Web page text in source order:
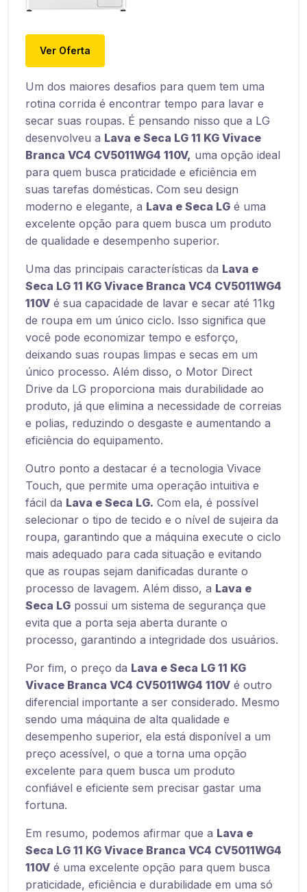
Ver Oferta
Um dos maiores desafios para quem tem uma
rotina corrida é encontrar tempo para lavar e
secar suas roupas. É pensando nisso que a LG
desenvolveu a Lava e Seca LG 11 KG Vivace
Branca VC4 CV5011WG4 110V, uma opção ideal
para quem busca praticidade e eficiência em
suas tarefas domésticas. Com seu design
moderno e elegante, a Lava e Seca LG é uma
excelente opção para quem busca um produto
de qualidade e desempenho superior.
Uma das principais características da Lava e
Seca LG 11 KG Vivace Branca VC4 CV5011WG4
110V é sua capacidade de lavar e secar até 11kg
de roupa em um único ciclo. Isso significa que
você pode economizar tempo e esforço,
deixando suas roupas limpas e secas em um
único processo. Além disso, o Motor Direct
Drive da LG proporciona mais durabilidade ao
produto, já que elimina a necessidade de correias
e polias, reduzindo o desgaste e aumentando a
eficiência do equipamento.
Outro ponto a destacar é a tecnologia Vivace
Touch, que permite uma operação intuitiva e
fácil da Lava e Seca LG. Com ela, é possível
selecionar o tipo de tecido e o nível de sujeira da
roupa, garantindo que a máquina execute o ciclo
mais adequado para cada situação e evitando
que as roupas sejam danificadas durante o
processo de lavagem. Além disso, a Lava e
Seca LG possui um sistema de segurança que
evita que a porta seja aberta durante o
processo, garantindo a integridade dos usuários.
Por fim, o preço da Lava e Seca LG 11 KG
Vivace Branca VC4 CV5011WG4 110V é outro
diferencial importante a ser considerado. Mesmo
sendo uma máquina de alta qualidade e
desempenho superior, ela está disponível a um
preço acessível, o que a torna uma opção
excelente para quem busca um produto
confiável e eficiente sem precisar gastar uma
fortuna.
Em resumo, podemos afirmar que a Lava e
Seca LG 11 KG Vivace Branca VC4 CV5011WG4
110V é uma excelente opção para quem busca
praticidade, eficiência e durabilidade em uma só